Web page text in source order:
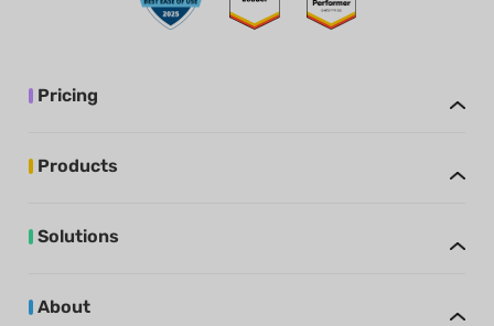
Pricing
Products
Solutions
About